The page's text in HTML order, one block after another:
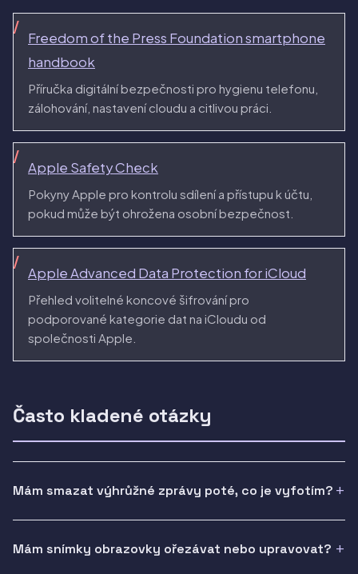
Freedom of the Press Foundation smartphone
handbook
Příručka digitální bezpečnosti pro hygienu telefonu,
zálohování, nastavení cloudu a citlivou práci.
Apple Safety Check
Pokyny Apple pro kontrolu sdílení a přístupu k účtu,
pokud může být ohrožena osobní bezpečnost.
Apple Advanced Data Protection for iCloud
Přehled volitelné koncové šifrování pro
podporované kategorie dat na iCloudu od
společnosti Apple.
Často kladené otázky
Mám smazat výhrůžné zprávy poté, co je vyfotím?
Mám snímky obrazovky ořezávat nebo upravovat?